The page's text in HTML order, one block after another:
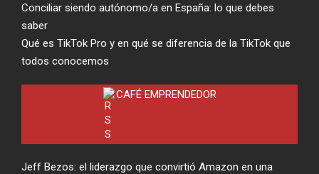
Conciliar siendo autónomo/a en España: lo que debes
saber
Qué es TikTok Pro y en qué se diferencia de la TikTok que
todos conocemos
CAFÉ EMPRENDEDOR
Jeff Bezos: el liderazgo que convirtió Amazon en una